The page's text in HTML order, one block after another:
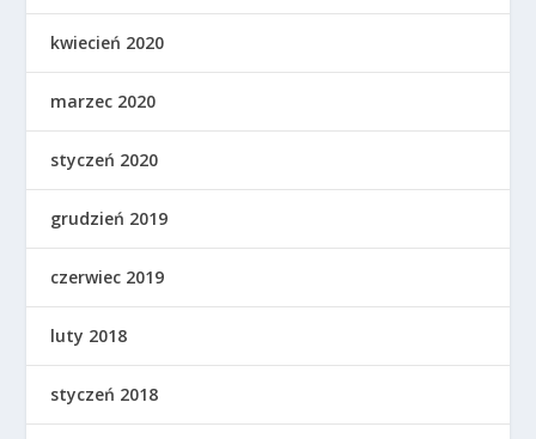
kwiecień 2020
marzec 2020
styczeń 2020
grudzień 2019
czerwiec 2019
luty 2018
styczeń 2018